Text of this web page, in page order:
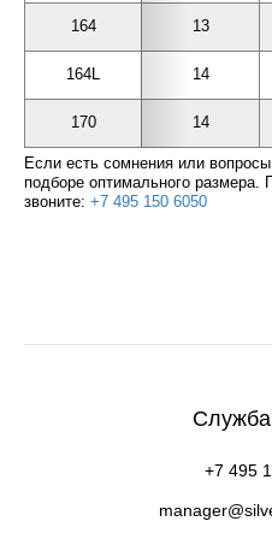
Последний размер
164 13
164L 14
170 14
Если есть сомнения или
подборе оптимального
звоните: +7 495 150 6050
+7 495